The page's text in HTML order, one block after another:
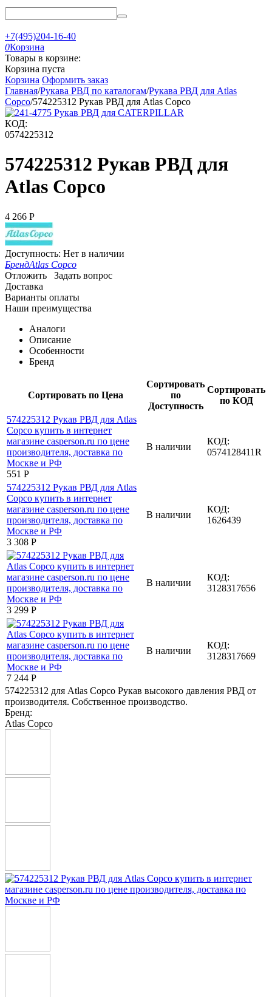
+7(495)204-16-40
0Корзина
Товары в корзине:
Корзина пуста
Корзина Оформить заказ
Главная/Рукава РВД по каталогам/Рукава РВД для Atlas
Copco/574225312 Рукав РВД для Atlas Copco
КОД:
0574225312
574225312 Рукав РВД для
Atlas Copco
4 266 Р
Доступность: Нет в наличии
БрендAtlas Copco
Отложить
Задать вопрос
Доставка
Варианты оплаты
Наши преимущества
Аналоги
Описание
Особенности
Бренд
Сортировать по Цена
Сортировать
по
Доступность
Сортировать
по КОД
‍551‍ Р
В наличии
КОД:
0574128411R
3 308 Р
В наличии
КОД:
1626439
3 299 Р
В наличии
КОД:
3128317656
7 244 Р
В наличии
КОД:
3128317669
574225312 для Atlas Copco Рукав высокого давления РВД от
производителя. Собственное производство.
Бренд:
Atlas Copco